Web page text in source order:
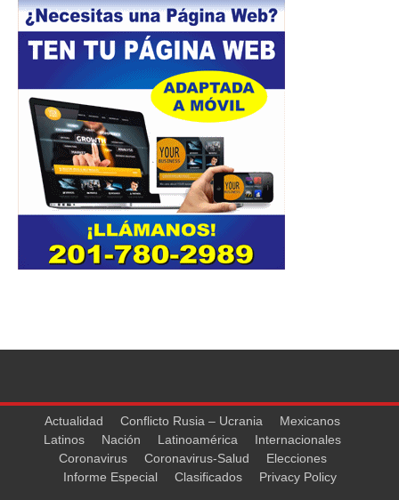
Actualidad Conflicto Rusia – Ucrania
Mexicanos
Latinos
Nación Latinoamérica
Internacionales
Coronavirus
Coronavirus-Salud
Elecciones
Informe Especial
Clasificados Privacy Policy